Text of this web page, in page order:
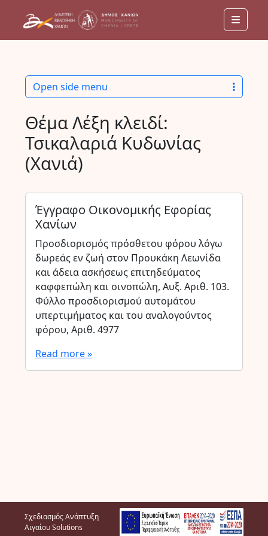
Menu
Θέμα Λέξη κλειδί:
Τσικαλαριά Κυδωνίας
(Χανιά)
Έγγραφο Οικονομικής Εφορίας
Χανίων
Προσδιορισμός πρόσθετου φόρου λόγω
δωρεάς εν ζωή στον Προυκάκη Λεωνίδα
και άδεια ασκήσεως επιτηδεύματος
καφφεπώλη και οινοπώλη, Αυξ. Αριθ. 103.
Φύλλο προσδιορισμού αυτομάτου
υπερτιμήματος και του αναλογούντος
φόρου, Αριθ. 4977
Read more »
Open side menu
Σχεδιασμός Ανάπτυξη
Αιγαίου Solutions